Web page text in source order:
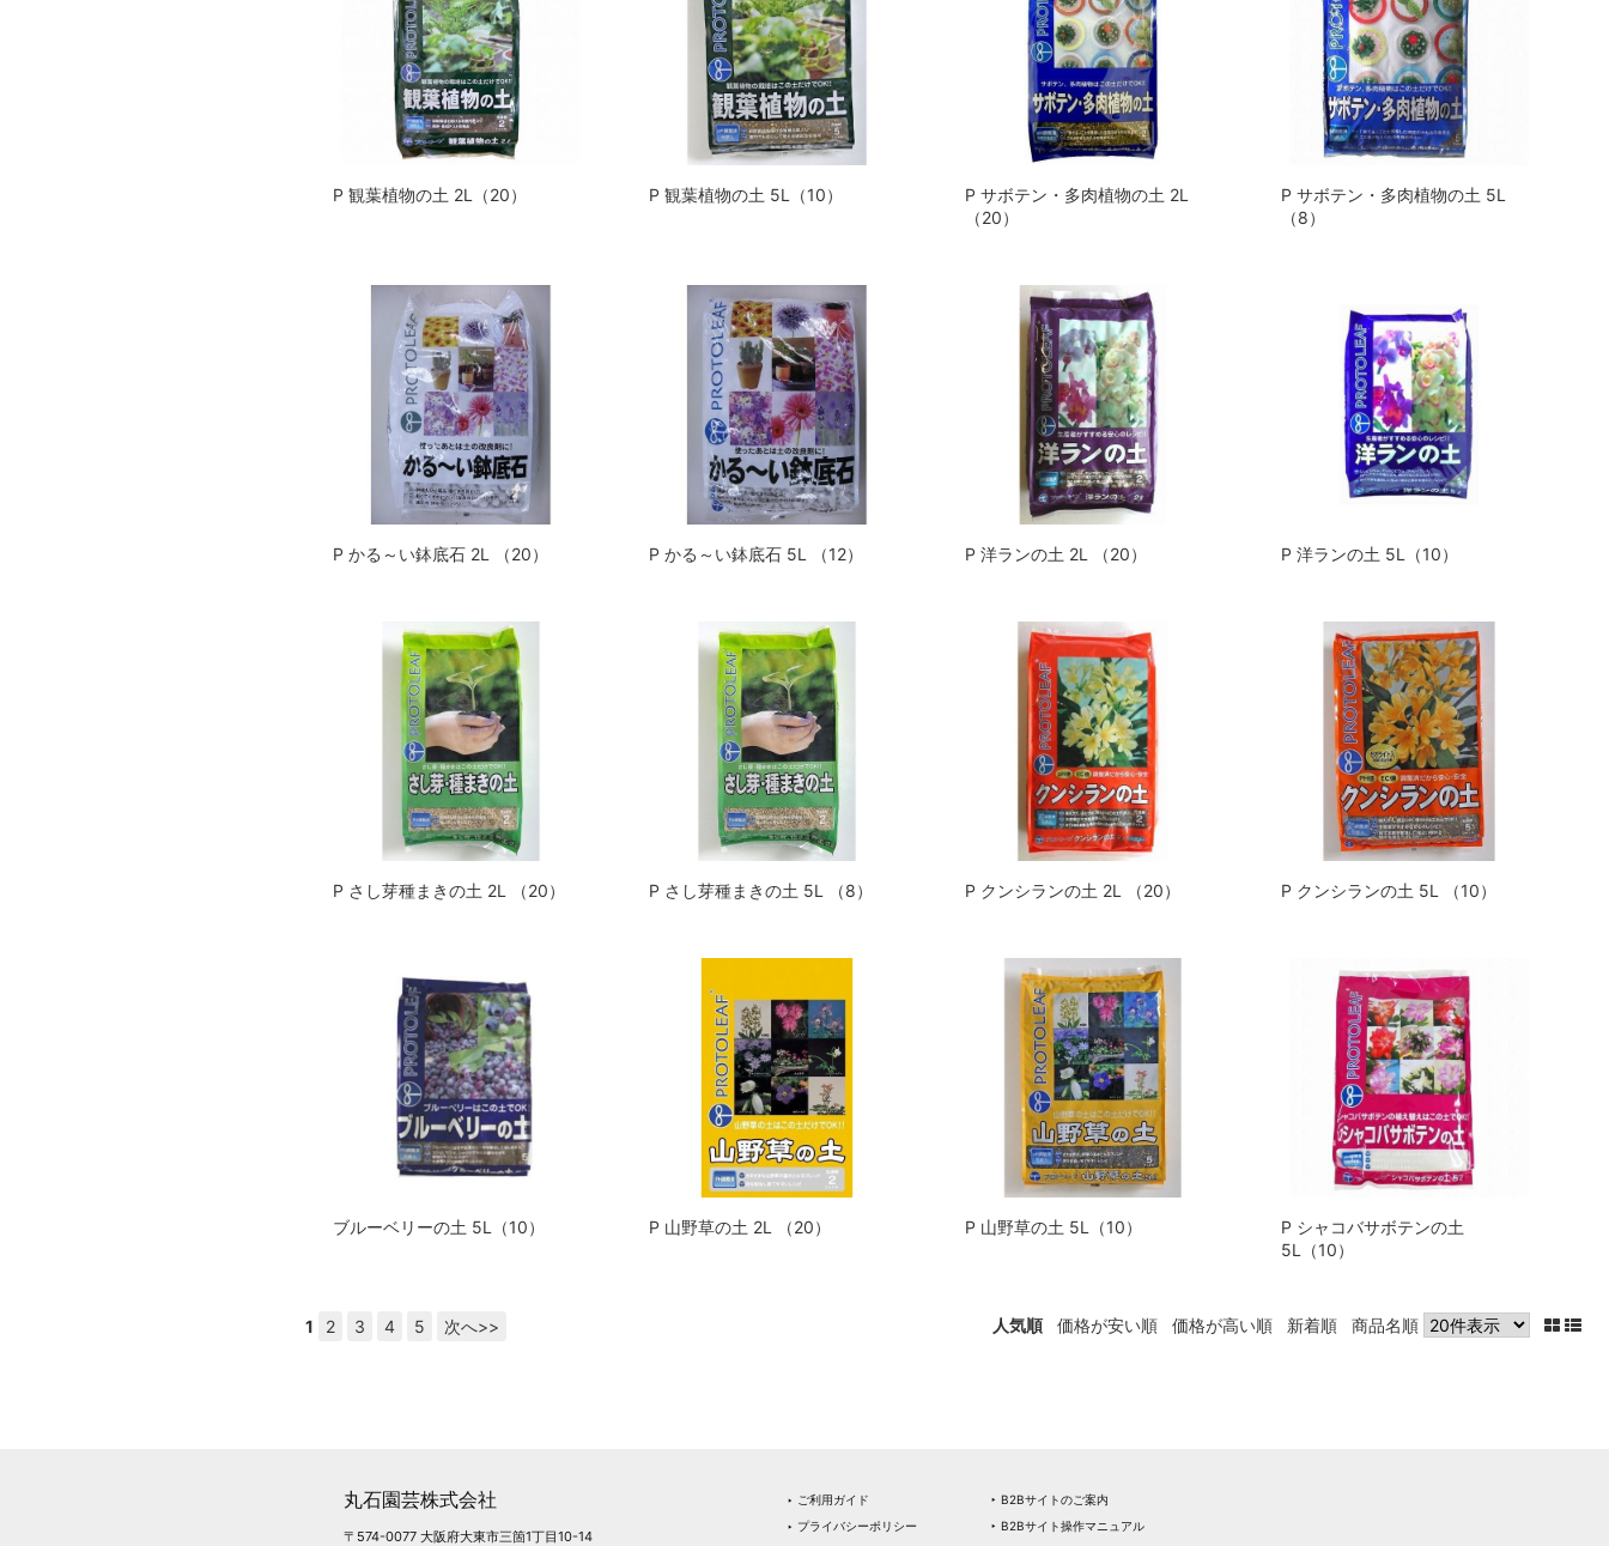
P 観葉植物の土 2L（20） P 観葉植物の土 5L（10）
P サボテン・多肉植物の土 2L
（20）
P サボテン・多肉植物の土 5L
（8）
P かる～い鉢底石 2L （20） P かる～い鉢底石 5L （12） P 洋ランの土 2L （20） P 洋ランの土 5L（10）
P さし芽種まきの土 2L （20） P さし芽種まきの土 5L （8） P クンシランの土 2L （20） P クンシランの土 5L （10）
ブルーベリーの土 5L（10） P 山野草の土 2L （20） P 山野草の土 5L（10）
P シャコバサボテンの土
5L（10）
人気順 価格が安い順 価格が高い順 新着順 商品名順
1 2 3 4 5 次へ>>
丸石園芸株式会社
〒574-0077 大阪府大東市三箇1丁目10-14
‣ ご利用ガイド
‣ プライバシーポリシー
‣ B2Bサイトのご案内
‣ B2Bサイト操作マニュアル